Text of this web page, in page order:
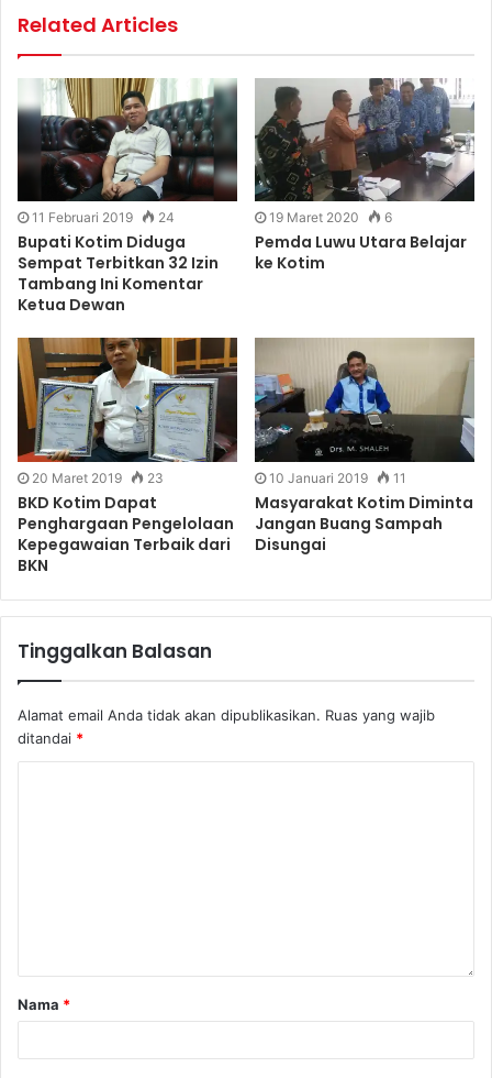
Related Articles
11 Februari 2019 24
Bupati Kotim Diduga
Sempat Terbitkan 32 Izin
Tambang Ini Komentar
Ketua Dewan
19 Maret 2020 6
Pemda Luwu Utara Belajar
ke Kotim
20 Maret 2019 23
BKD Kotim Dapat
Penghargaan Pengelolaan
Kepegawaian Terbaik dari
BKN
10 Januari 2019 11
Masyarakat Kotim Diminta
Jangan Buang Sampah
Disungai
Tinggalkan Balasan
Alamat email Anda tidak akan dipublikasikan. Ruas yang wajib
ditandai *
Nama *